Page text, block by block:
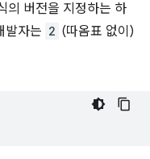
의 버전을 지정하는 하
발자는 2 (따옴표 없이)